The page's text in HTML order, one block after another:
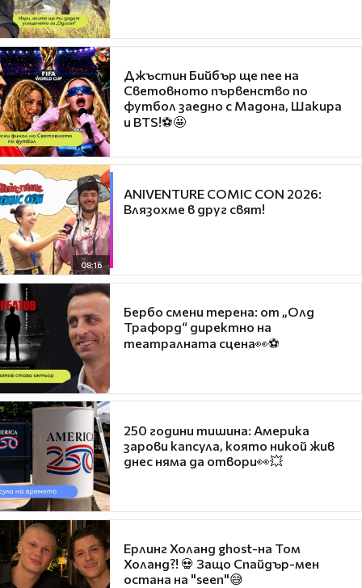
Джъстин Бийбър ще пее на
Световното първенство по
футбол заедно с Мадона, Шакира
и BTS!⚽🤩
08:16
ANIVENTURE COMIC CON 2026:
Влязохме в друг свят!
Бербо смени терена: от „Олд
Трафорд“ директно на
театралната сцена👀⚽
250 години тишина: Америка
зарови капсула, която никой жив
днес няма да отвори👀💥
Ерлинг Холанд ghost-на Том
Холанд?! 💀 Защо Спайдър-мен
остана на "seen"😅